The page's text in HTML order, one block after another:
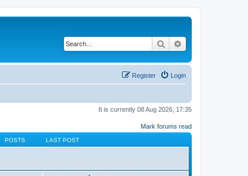
Search
Login
Register
It is currently 08 Aug 2026, 17:35
Mark forums read
POSTS LAST POST